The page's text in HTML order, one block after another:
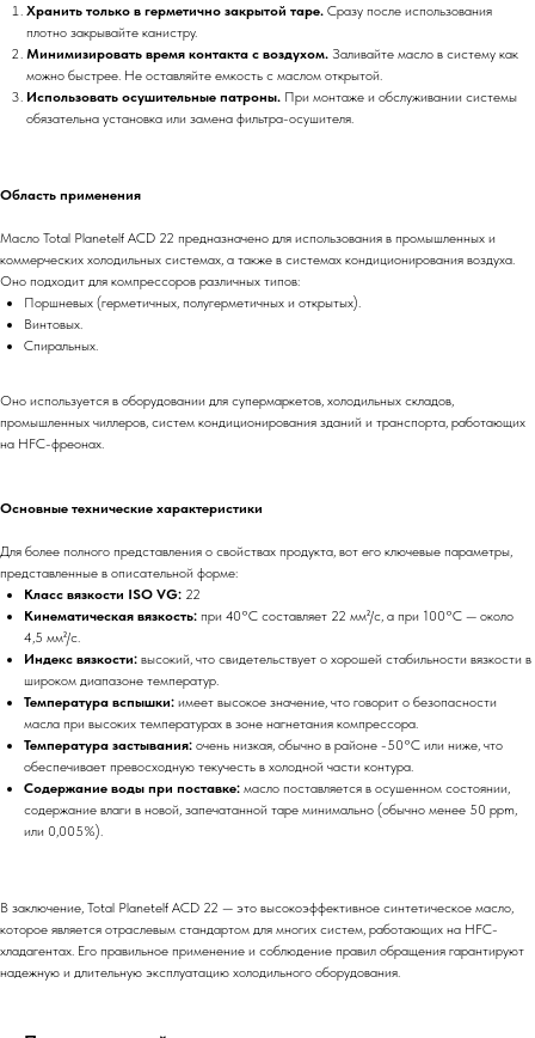
Хранить только в герметично закрытой таре. Сразу после использования
плотно закрывайте канистру.
Минимизировать время контакта с воздухом. Заливайте масло в систему как
можно быстрее. Не оставляйте емкость с маслом открытой.
Использовать осушительные патроны. При монтаже и обслуживании системы
обязательна установка или замена фильтра-осушителя.
Область применения
Масло Total Planetelf ACD 22 предназначено для использования в промышленных и
коммерческих холодильных системах, а также в системах кондиционирования воздуха.
Оно подходит для компрессоров различных типов:
Поршневых (герметичных, полугерметичных и открытых).
Винтовых.
Спиральных.
Оно используется в оборудовании для супермаркетов, холодильных складов,
промышленных чиллеров, систем кондиционирования зданий и транспорта, работающих
на HFC-фреонах.
Основные технические характеристики
Для более полного представления о свойствах продукта, вот его ключевые параметры,
представленные в описательной форме:
Класс вязкости ISO VG: 22
Кинематическая вязкость: при 40°C составляет 22 мм²/с, а при 100°C — около
4,5 мм²/с.
Индекс вязкости: высокий, что свидетельствует о хорошей стабильности вязкости в
широком диапазоне температур.
Температура вспышки: имеет высокое значение, что говорит о безопасности
масла при высоких температурах в зоне нагнетания компрессора.
Температура застывания: очень низкая, обычно в районе -50°C или ниже, что
обеспечивает превосходную текучесть в холодной части контура.
Содержание воды при поставке: масло поставляется в осушенном состоянии,
содержание влаги в новой, запечатанной таре минимально (обычно менее 50 ppm,
или 0,005%).
В заключение, Total Planetelf ACD 22 — это высокоэффективное синтетическое масло,
которое является отраслевым стандартом для многих систем, работающих на HFC-
хладагентах. Его правильное применение и соблюдение правил обращения гарантируют
надежную и длительную эксплуатацию холодильного оборудования.